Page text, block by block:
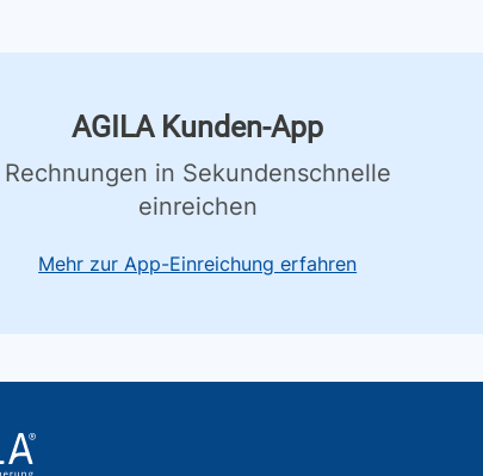
AGILA Kunden-App
Rechnungen in Sekundenschnelle
einreichen
Mehr zur App-Einreichung erfahren